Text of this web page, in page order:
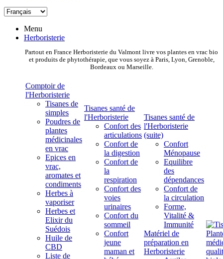
Menu
Herboristerie
Partout en France Herboristerie du Valmont livre vos plantes en vrac bio
et produits de phytothérapie, que vous soyez à Paris, Lyon, Grenoble,
Bordeaux ou Marseille.
Comptoir de
l'Herboristerie
Tisanes de
simples
Poudres de
plantes
médicinales
en vrac
Epices en
vrac,
aromates et
condiments
Herbes à
vaporiser
Herbes et
Elixir du
Suédois
Huile de
CBD
Liste de
Tisanes santé de
l'Herboristerie
Confort des
articulations
Confort de
la digestion
Confort de
la
respiration
Confort des
voies
urinaires
Confort du
sommeil
Confort
jeune
maman et
Tisanes santé de
l'Herboristerie
(suite)
Confort
Ménopause
Equilibre
des
dépendances
Confort de
la circulation
Forme,
Vitalité &
Immunité
Matériel de
préparation en
Herboristerie